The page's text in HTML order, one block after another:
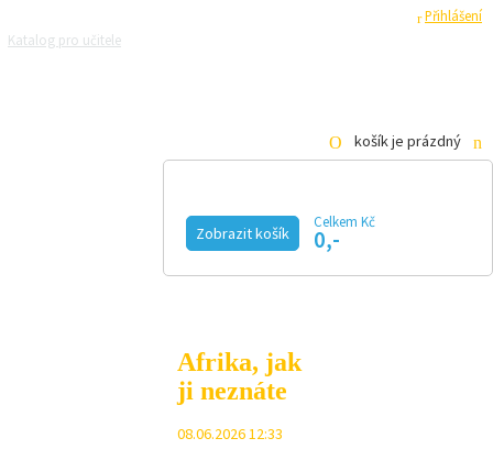
Přihlášení
Katalog pro učitele
košík je prázdný
Zobrazit košík
Celkem Kč
0,-
Afrika, jak
ji neznáte
08.06.2026 12:33